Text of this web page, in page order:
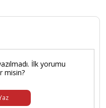
İlk yorumu
misin?